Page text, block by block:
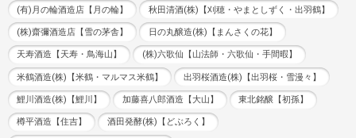
(有)月の輪酒造店【月の輪】 秋田清酒(株)【刈穂・やまとしずく・出羽鶴】
(株)齋彌酒造店【雪の茅舎】 日の丸醸造(株)【まんさくの花】
天寿酒造【天寿・鳥海山】 (株)六歌仙【山法師・六歌仙・手間暇】
米鶴酒造(株)【米鶴・マルマス米鶴】 出羽桜酒造(株)【出羽桜・雪漫々】
鯉川酒造(株)【鯉川】 加藤喜八郎酒造【大山】 東北銘醸【初孫】
樽平酒造【住吉】 酒田発酵(株)【どぶろく】